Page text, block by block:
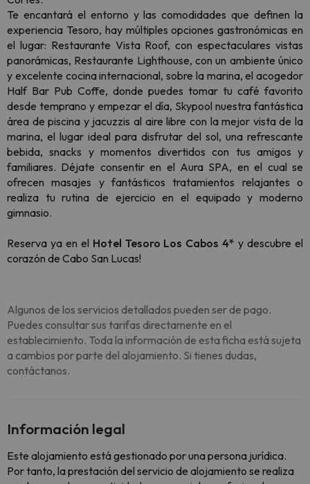
Te encantará el entorno y las comodidades que definen la
experiencia Tesoro, hay múltiples opciones gastronómicas en
el lugar: Restaurante Vista Roof, con espectaculares vistas
panorámicas, Restaurante Lighthouse, con un ambiente único
y excelente cocina internacional, sobre la marina, el acogedor
Half Bar Pub Coffe, donde puedes tomar tu café favorito
desde temprano y empezar el día, Skypool nuestra fantástica
área de piscina y jacuzzis al aire libre con la mejor vista de la
marina, el lugar ideal para disfrutar del sol, una refrescante
bebida, snacks y momentos divertidos con tus amigos y
familiares. Déjate consentir en el Aura SPA, en el cual se
ofrecen masajes y fantásticos tratamientos relajantes o
realiza tu rutina de ejercicio en el equipado y moderno
gimnasio.
Reserva ya en el Hotel Tesoro Los Cabos 4*y descubre el
corazón de Cabo San Lucas!
Algunos de los servicios detallados pueden ser de pago.
Puedes consultar sus tarifas directamente en el
establecimiento. Toda la información de esta ficha está sujeta
a cambios por parte del alojamiento. Si tienes dudas,
contáctanos.
Información legal
Este alojamiento está gestionado por una persona jurídica.
Por tanto, la prestación del servicio de alojamiento se realiza